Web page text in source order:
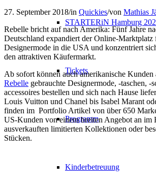
STARTERiN Hamburg
Tickets
Programm
Kinderbetreuung
27. September 2018/in Quickies/von Mathias
Rebelle bricht auf nach Amerika: Fünf Jahre
Deutschland expandiert der Online-Marktplatz
Designermode in die USA und konzentriert
den attraktiven Käufermarkt.
Ab sofort können auch amerikanische Kunden
Rebelle gebrauchte Designermode, -taschen, -
accessoires bestellen und sich nach Hause
Louis Vuitton und Chanel bis Isabel Marant
finden im Portfolio Artikel von über 650
US-Kunden von einem breiten Angebot an im
ausverkauften limitierten Kollektionen oder
Stücken.